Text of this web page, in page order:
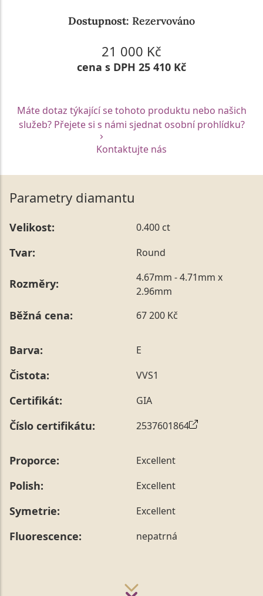
Dostupnost: Rezervováno
21 000 Kč
cena s DPH 25 410 Kč
Máte dotaz týkající se tohoto produktu nebo našich
služeb? Přejete si s námi sjednat osobní prohlídku?
Kontaktujte nás
Parametry diamantu
Velikost: 0.400 ct
Tvar: Round
Rozměry:
4.67mm - 4.71mm x
2.96mm
Běžná cena: 67 200 Kč
Barva: E
Čistota: VVS1
Certifikát: GIA
Číslo certifikátu: 2537601864
Proporce: Excellent
Polish: Excellent
Symetrie: Excellent
Fluorescence: nepatrná